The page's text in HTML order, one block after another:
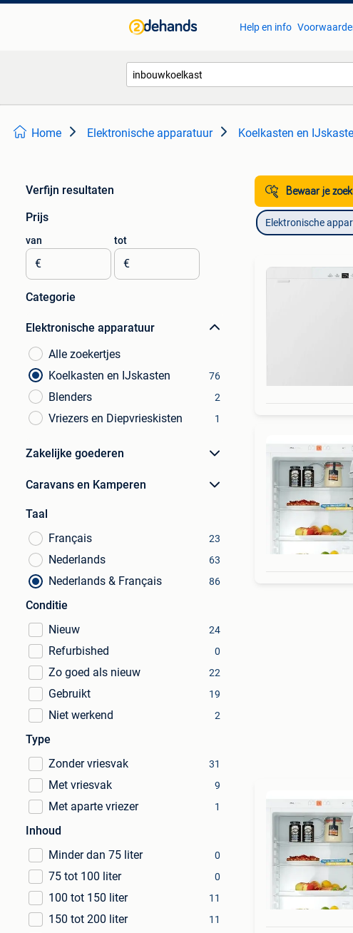
Help en info
Home Elektronische apparatuur Koelkasten en
Verfijn resultaten
Prijs
van
€
tot
€
Categorie
Elektronische apparatuur
Alle zoekertjes
Koelkasten en IJskasten
76
Blenders 2
Vriezers en Diepvrieskisten 1
Zakelijke goederen
Caravans en Kamperen
Taal
Français
23
Nederlands 63
Nederlands & Français 86
Conditie
Nieuw
24
Refurbished 0
Zo goed als nieuw 22
Gebruikt 19
Niet werkend 2
Type
Zonder vriesvak
31
Met vriesvak 9
Met aparte vriezer 1
Inhoud
Minder dan 75 liter
0
75 tot 100 liter 0
100 tot 150 liter 11
150 tot 200 liter 11
Bewaar je
Elektronische